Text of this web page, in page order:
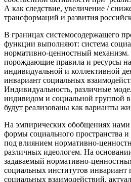
А как следствие, увеличение /
трансформаций и развития
В границах системосодержащего
функции выполняют: система
нормативно-ценностный механизм.
порождающие правила и ресурсы
индивидуальной и коллективной
инвариант социальных
Индивидуальность, различные
индивидом и социальной группой
будут реализованы как варианты
На эмпирических обобщениях нами
формы социального пространства и
под влиянием нормативно-
различных идеологем. На
задаваемый нормативно-
социальных институтов инвариант
социальных взаимодействий,